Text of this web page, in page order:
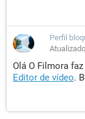
Perfil
Olá O Filmora
Editor de vídeo.